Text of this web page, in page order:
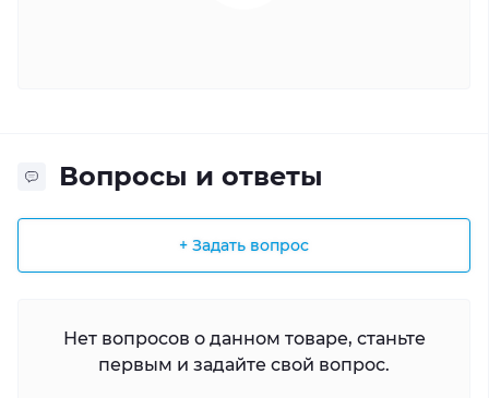
Вопросы и ответы
+ Задать вопрос
Нет вопросов о данном товаре, станьте
первым и задайте свой вопрос.